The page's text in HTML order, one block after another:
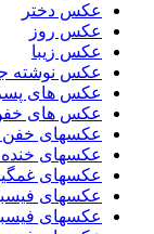
عکس دختر
عکس روز
عکس زیبا
عکس نوشته
عکس های پسر
عکس های
عکسهای خفن
عکسهای خنده
عکسهای
عکسهای
عکسهای